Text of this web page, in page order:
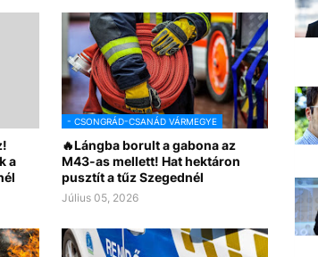
a
- CSONGRÁD-CSANÁD VÁRMEGYE
🔥Lángba borult a gabona az
M43-as mellett! Hat hektáron
pusztít a tűz Szegednél
Július 05, 2026